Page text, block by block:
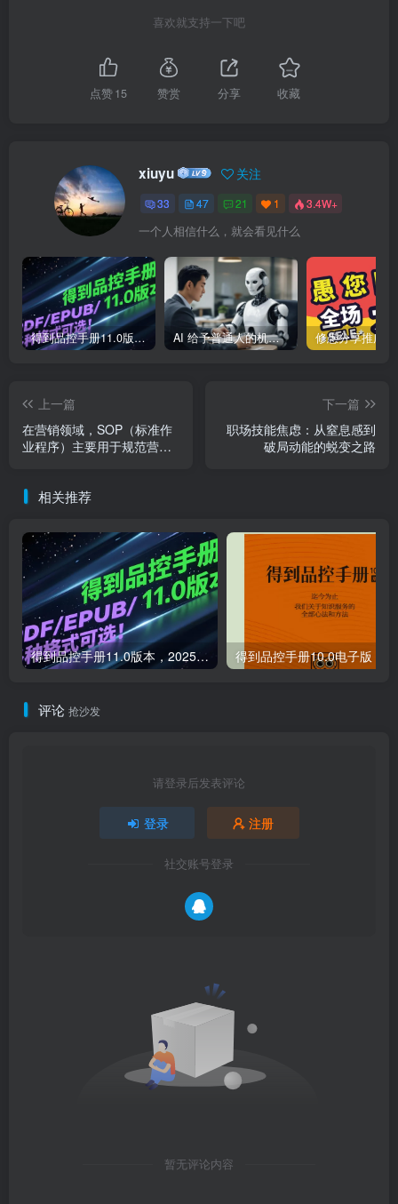
喜欢就支持一下吧
点赞15 赞赏 分享 收藏
xiuyu 关注
33 47 21 1 3.4W+
一个人相信什么，就会看见什么
得到品控手册11.0版本，2025最新版，PDF/EPUB/多种格式可选！ AI 给予普通人的机会全景图
上一篇
在营销领域，SOP（标准作
业程序）主要用于规范营销
下一篇
职场技能焦虑：从窒息感到
破局动能的蜕变之路
相关推荐
得到品控手册11.0版本，2025最新版，PDF/EPUB/多种格式可选！ 得到品控手册10.0电子版
评论 抢沙发
请登录后发表评论
登录 注册
社交账号登录
暂无评论内容